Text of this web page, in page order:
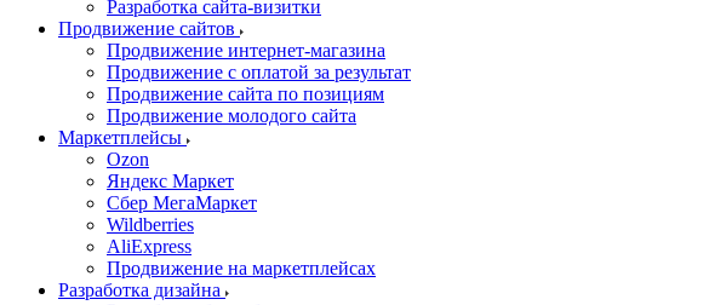
Разработка сайта-визитки
Продвижение сайтов
Продвижение интернет-магазина
Продвижение с оплатой за результат
Продвижение сайта по позициям
Продвижение молодого сайта
Маркетплейсы
Ozon
Яндекс Маркет
Сбер МегаМаркет
Wildberries
AliExpress
Продвижение на маркетплейсах
Разработка дизайна